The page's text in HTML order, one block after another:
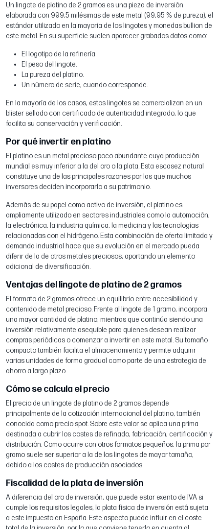
Un lingote de platino de 2 gramos es una pieza de inversión
elaborada con 999,5 milésimas de este metal (99,95 % de pureza), el
estándar utilizado en la mayoría de los lingotes y monedas bullion de
este metal. En su superficie suelen aparecer grabados datos como:
El logotipo de la refinería.
El peso del lingote.
La pureza del platino.
Un número de serie, cuando corresponde.
En la mayoría de los casos, estos lingotes se comercializan en un
blíster sellado con certificado de autenticidad integrado, lo que
facilita su conservación y verificación.
Por qué invertir en platino
El platino es un metal precioso poco abundante cuya producción
mundial es muy inferior a la del oro o la plata. Esta escasez natural
constituye una de las principales razones por las que muchos
inversores deciden incorporarlo a su patrimonio.
Además de su papel como activo de inversión, el platino es
ampliamente utilizado en sectores industriales como la automoción,
la electrónica, la industria química, la medicina y las tecnologías
relacionadas con el hidrógeno. Esta combinación de oferta limitada y
demanda industrial hace que su evolución en el mercado pueda
diferir de la de otros metales preciosos, aportando un elemento
adicional de diversificación.
Ventajas del lingote de platino de 2 gramos
El formato de 2 gramos ofrece un equilibrio entre accesibilidad y
contenido de metal precioso. Frente al lingote de 1 gramo, incorpora
una mayor cantidad de platino, mientras que continúa siendo una
inversión relativamente asequible para quienes desean realizar
compras periódicas o comenzar a invertir en este metal. Su tamaño
compacto también facilita el almacenamiento y permite adquirir
varias unidades de forma gradual como parte de una estrategia de
ahorro a largo plazo.
Cómo se calcula el precio
El precio de un lingote de platino de 2 gramos depende
principalmente de la cotización internacional del platino, también
conocida como precio spot. Sobre este valor se aplica una prima
destinada a cubrir los costes de refinado, fabricación, certificación y
distribución. Como ocurre con otros formatos pequeños, la prima por
gramo suele ser superior a la de los lingotes de mayor tamaño,
debido a los costes de producción asociados.
Fiscalidad de la plata de inversión
A diferencia del oro de inversión, que puede estar exento de IVA si
cumple los requisitos legales, la plata física de inversión está sujeta
a este impuesto en España. Este aspecto puede influir en el coste